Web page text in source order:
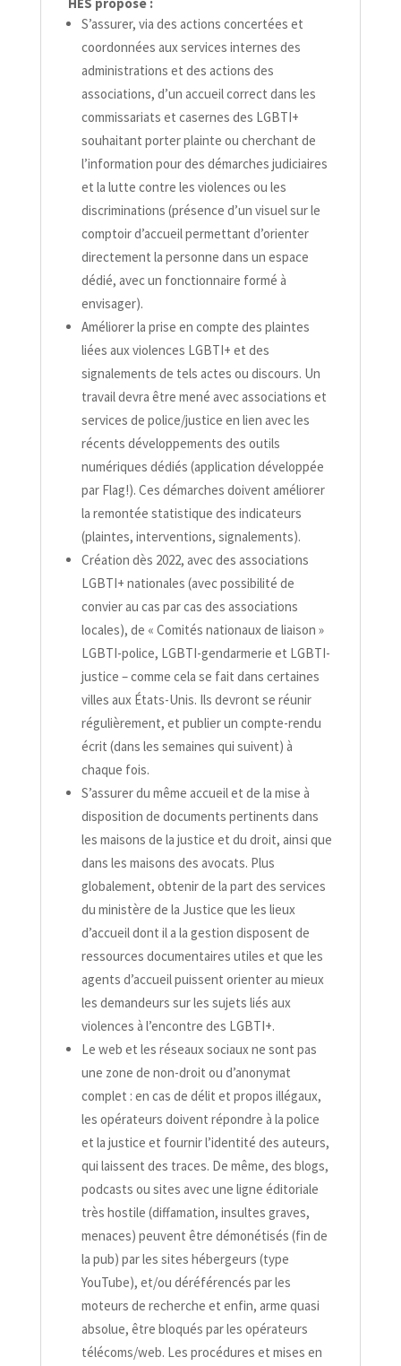
S’assurer, via des actions concertées et
coordonnées aux services internes des
administrations et des actions des
associations, d’un accueil correct dans les
commissariats et casernes des LGBTI+
souhaitant porter plainte ou cherchant de
l’information pour des démarches judiciaires
et la lutte contre les violences ou les
discriminations (présence d’un visuel sur le
comptoir d’accueil permettant d’orienter
directement la personne dans un espace
dédié, avec un fonctionnaire formé à
envisager).
Améliorer la prise en compte des plaintes
liées aux violences LGBTI+ et des
signalements de tels actes ou discours. Un
travail devra être mené avec associations et
services de police/​justice en lien avec les
récents développements des outils
numériques dédiés (application développée
par Flag!). Ces démarches doivent améliorer
la remontée statistique des indicateurs
(plaintes, interventions, signalements).
Création dès 2022, avec des associations
LGBTI+ nationales (avec possibilité de
convier au cas par cas des associations
locales), de « Comités nationaux de liaison »
LGBTI-​police, LGBTI-​gendarmerie et LGBTI-​
justice – comme cela se fait dans certaines
villes aux États-​Unis. Ils devront se réunir
régulièrement, et publier un compte-​rendu
écrit (dans les semaines qui suivent) à
chaque fois.
S’assurer du même accueil et de la mise à
disposition de documents pertinents dans
les maisons de la justice et du droit, ainsi que
dans les maisons des avocats. Plus
globalement, obtenir de la part des services
du ministère de la Justice que les lieux
d’accueil dont il a la gestion disposent de
ressources documentaires utiles et que les
agents d’accueil puissent orienter au mieux
les demandeurs sur les sujets liés aux
violences à l’encontre des LGBTI+.
Le web et les réseaux sociaux ne sont pas
une zone de non-​droit ou d’anonymat
complet : en cas de délit et propos illégaux,
les opérateurs doivent répondre à la police
et la justice et fournir l’identité des auteurs,
qui laissent des traces. De même, des blogs,
podcasts ou sites avec une ligne éditoriale
très hostile (diffamation, insultes graves,
menaces) peuvent être démonétisés (fin de
la pub) par les sites hébergeurs (type
YouTube), et/​ou déréférencés par les
moteurs de recherche et enfin, arme quasi
absolue, être bloqués par les opérateurs
télécoms/​web. Les procédures et mises en